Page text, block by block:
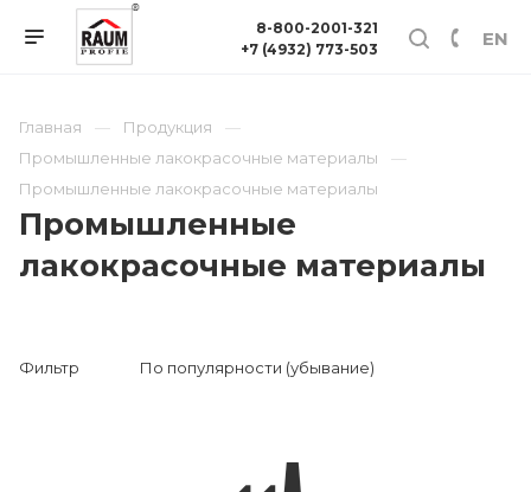
EN
8-800-2001-321
+7 (4932) 773-503
Главная
Продукция
Промышленные лакокрасочные материалы
Промышленные лакокрасочные материалы
Промышленные
лакокрасочные материалы
Фильтр По популярности (убывание)